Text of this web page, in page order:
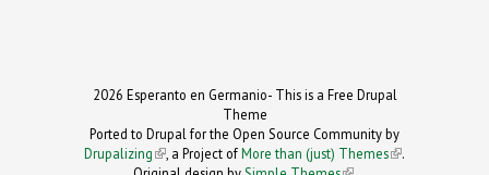
2026 Esperanto en Germanio- This is a Free Drupal
Theme
Ported to Drupal for the Open Source Community by
Drupalizing(link is external)
, a Project ofMore than (just) Themes (link is
.